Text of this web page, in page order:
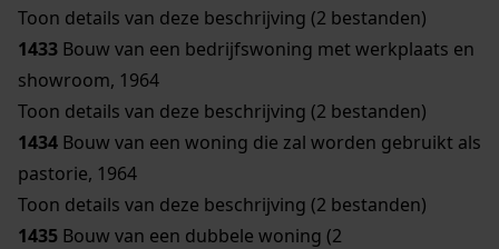
Toon details van deze beschrijving (2 bestanden)
1433 Bouw van een bedrijfswoning met werkplaats en
showroom, 1964
Toon details van deze beschrijving (2 bestanden)
1434 Bouw van een woning die zal worden gebruikt als
pastorie, 1964
Toon details van deze beschrijving (2 bestanden)
1435 Bouw van een dubbele woning (2